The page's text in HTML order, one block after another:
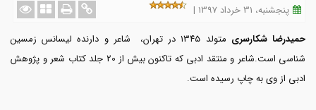
پنجشنبه، 31 خرداد 1397 |
حمیدرضا شکارسری
متولد ۱۳٤٥ در تهران، شاعر و دارنده لیسانس زمسین
شناسی است.شاعر و منتقد ادبی که تاکنون بیش از 20 جلد کتاب شعر و پژوهش
ادبی از وی به چاپ رسیده است.